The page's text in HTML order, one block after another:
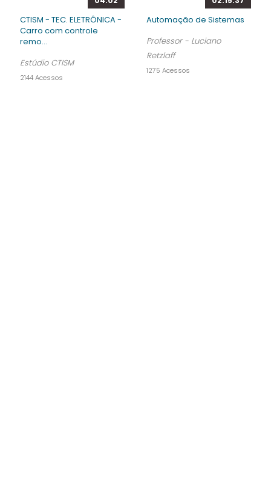
CTISM - TEC. ELETRÔNICA -
Carro com controle
remo...
Estúdio CTISM
2144 Acessos
Automação de Sistemas
Professor - Luciano
Retzlaff
1275 Acessos